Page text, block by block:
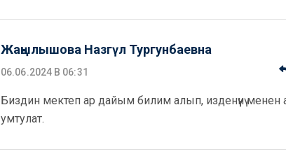
Жаңылышова Назгүл Тургунбаевна
06.06.2024 В 06:31
Биздин мектеп ар дайым билим алып, изденүүнү менен
умтулат.